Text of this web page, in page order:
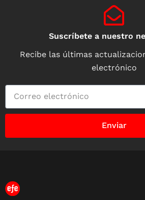
Suscríbete a nuestro
Recibe las últimas
electrónico
Enviar